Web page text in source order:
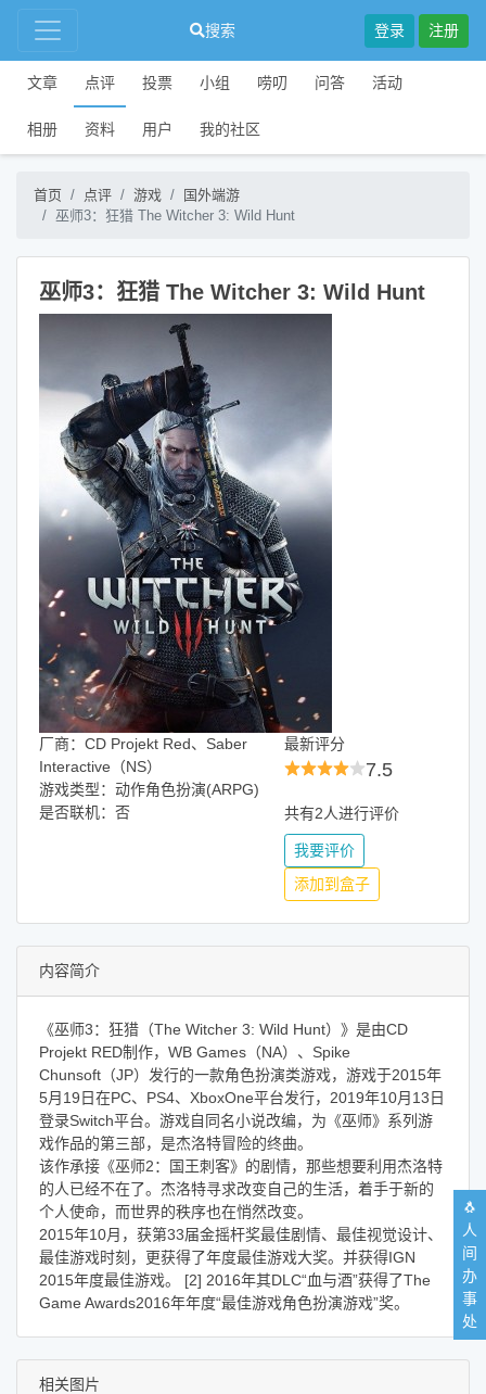
搜索 登录 注册
文章 点评 投票 小组 唠叨 问答 活动
相册 资料 用户 我的社区
首页 点评 游戏
国外端游
巫师3：狂猎 The Witcher 3: Wild Hunt
巫师3：狂猎 The Witcher 3: Wild Hunt
厂商：CD Projekt Red、Saber
Interactive（NS）
游戏类型：动作角色扮演(ARPG)
是否联机：否
最新评分
7.5
共有2人进行评价
我要评价
添加到盒子
内容简介
《巫师3：狂猎（The Witcher 3: Wild Hunt）》是由CD
Projekt RED制作，WB Games（NA）、Spike
Chunsoft（JP）发行的一款角色扮演类游戏，游戏于2015年
5月19日在PC、PS4、XboxOne平台发行，2019年10月13日
登录Switch平台。游戏自同名小说改编，为《巫师》系列游
戏作品的第三部，是杰洛特冒险的终曲。
该作承接《巫师2：国王刺客》的剧情，那些想要利用杰洛特
的人已经不在了。杰洛特寻求改变自己的生活，着手于新的
个人使命，而世界的秩序也在悄然改变。
2015年10月，获第33届金摇杆奖最佳剧情、最佳视觉设计、
最佳游戏时刻，更获得了年度最佳游戏大奖。并获得IGN
2015年度最佳游戏。 [2] 2016年其DLC“血与酒”获得了The
Game Awards2016年年度“最佳游戏角色扮演游戏”奖。
相关图片
🐧
人
间
办
事
处